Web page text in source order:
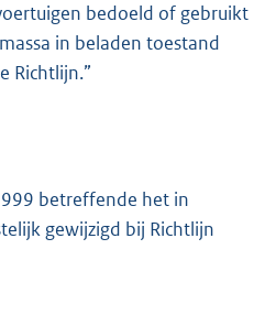
bedoeld of gebruikt
in beladen toestand
Richtlijn.”
betreffende het in
gewijzigd bij Richtlijn